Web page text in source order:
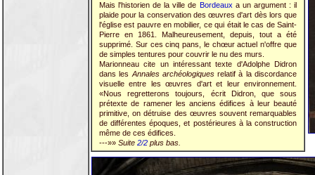
Mais l'historien de la ville de Bordeaux a un argument : il
plaide pour la conservation des œuvres d'art dès lors que
l'église est pauvre en mobilier, ce qui était le cas de Saint-
Pierre en 1861. Malheureusement, depuis, tout a été
supprimé. Sur ces cinq pans, le chœur actuel n'offre que
de simples tentures pour couvrir le nu des murs.
Marionneau cite un intéressant texte d'Adolphe Didron
dans les Annales archéologiquesrelatif à la discordance
visuelle entre les œuvres d'art et leur environnement.
«Nous regretterons toujours, écrit Didron, que sous
prétexte de ramener les anciens édifices à leur beauté
primitive, on détruise des œuvres souvent remarquables
de différentes époques, et postérieures à la construction
même de ces édifices.
---»» Suite 2/2 plus bas.